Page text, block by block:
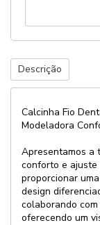
Descrição
Calcinha Fio
Modeladora
Apresentamos a
conforto e
proporcionar
design
colaborando
oferecendo um